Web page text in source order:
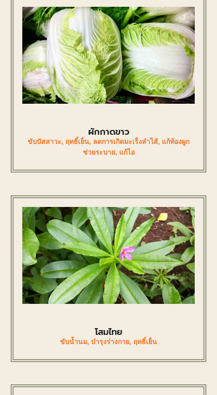
ผักกาดขาว
ขับปัสสาวะ, ฤทธิ์เย็น, ลดการเกิดมะเร็งลำไส้, แก้ท้องผูก
ช่วยระบาย, แก้ไอ
โสมไทย
ขับน้ำนม, บำรุงร่างกาย, ฤทธิ์เย็น